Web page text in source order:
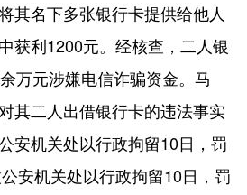
日本語 한국어
其名下多张银行卡提供给他人
获利1200元。经核查，二人银
万元涉嫌电信诈骗资金。马
其二人出借银行卡的违法事实
安机关处以行政拘留10日，罚
安机关处以行政拘留10日，罚